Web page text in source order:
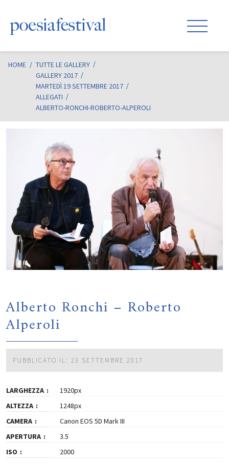
HOME / TUTTE LE GALLERY
GALLERY 2017
MARTEDÌ 19 SETTEMBRE 2017
ALLEGATI
ALBERTO-RONCHI-ROBERTO-ALPEROLI
Alberto Ronchi – Roberto
Alperoli
PUBBLICATO IL: 23 SETTEMBRE 2017
LARGHEZZA
1920px
ALTEZZA
1248px
CAMERA
Canon EOS 5D Mark III
APERTURA
3.5
ISO
2000